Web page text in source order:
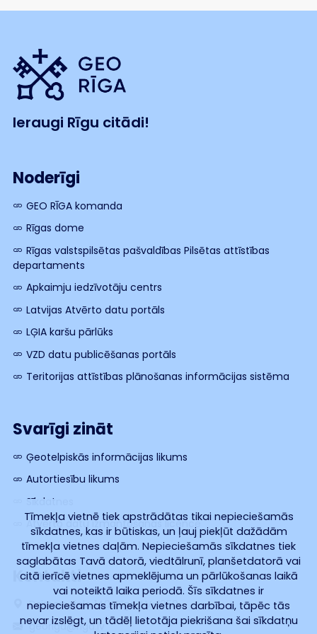
Ieraugi Rīgu citādi!
Noderīgi
GEO RĪGA komanda
Rīgas dome
Rīgas valstspilsētas pašvaldības Pilsētas attīstības
departaments
Apkaimju iedzīvotāju centrs
Latvijas Atvērto datu portāls
LĢIA karšu pārlūks
VZD datu publicēšanas portāls
Teritorijas attīstības plānošanas informācijas sistēma
Svarīgi zināt
Ģeotelpiskās informācijas likums
Autortiesību likums
Sīkdatnes
Atvērto datu izmantošanas licence
Kontakti
Dzirnavu iela 140, Rīga, LV-1050
georiga@riga.lv
Tīmekļa vietnē tiek apstrādātas tikai nepieciešamās
sīkdatnes, kas ir būtiskas, un ļauj piekļūt dažādām
tīmekļa vietnes daļām. Nepieciešamās sīkdatnes tiek
saglabātas Tavā datorā, viedtālrunī, planšetdatorā vai
citā ierīcē vietnes apmeklējuma un pārlūkošanas laikā
vai noteiktā laika periodā. Šīs sīkdatnes ir
nepieciešamas tīmekļa vietnes darbībai, tāpēc tās
nevar izslēgt, un tādēļ lietotāja piekrišana šai sīkdatņu